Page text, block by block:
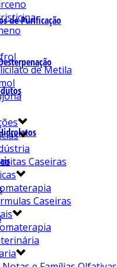
de Purificação
de Metila
Caseiras
Caseiras